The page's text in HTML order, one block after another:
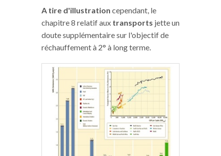
A tire d'illustration cependant, le
chapitre 8 relatif aux transports jette un
doute supplémentaire sur l'objectif de
réchauffement à 2° à long terme.